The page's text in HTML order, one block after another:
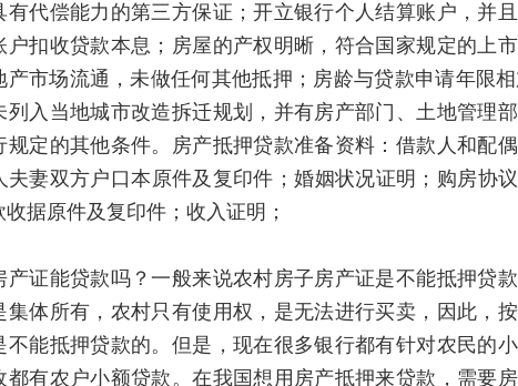
有代偿能力的第三方保证；开立银行个人结算账户，并
户扣收贷款本息；房屋的产权明晰，符合国家规定的上
产市场流通，未做任何其他抵押；房龄与贷款申请年限
列入当地城市改造拆迁规划，并有房产部门、土地管理
规定的其他条件。房产抵押贷款准备资料：借款人和配
夫妻双方户口本原件及复印件；婚姻状况证明；购房协
收据原件及复印件；收入证明；
产证能贷款吗？一般来说农村房子房产证是不能抵押贷
集体所有，农村只有使用权，是无法进行买卖，因此，
不能抵押贷款的。但是，现在很多银行都有针对农民的小
都有农户小额贷款。在我国想用房产抵押来贷款，需要